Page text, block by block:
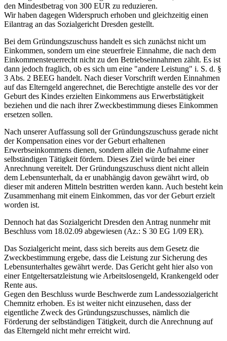
den Mindestbetrag von 300 EUR zu reduzieren.
Wir haben dagegen Widerspruch erhoben und gleichzeitig einen
Eilantrag an das Sozialgericht Dresden gestellt.
Bei dem Gründungszuschuss handelt es sich zunächst nicht um
Einkommen, sondern um eine steuerfreie Einnahme, die nach dem
Einkommensteuerrecht nicht zu den Betriebseinnahmen zählt. Es ist
dann jedoch fraglich, ob es sich um eine "andere Leistung" i. S. d. §
3 Abs. 2 BEEG handelt. Nach dieser Vorschrift werden Einnahmen
auf das Elterngeld angerechnet, die Berechtigte anstelle des vor der
Geburt des Kindes erzielten Einkommens aus Erwerbstätigkeit
beziehen und die nach ihrer Zweckbestimmung dieses Einkommen
ersetzen sollen.
Nach unserer Auffassung soll der Gründungszuschuss gerade nicht
der Kompensation eines vor der Geburt erhaltenen
Erwerbseinkommens dienen, sondern allein die Aufnahme einer
selbständigen Tätigkeit fördern. Dieses Ziel würde bei einer
Anrechnung vereitelt. Der Gründungszuschuss dient nicht allein
dem Lebensunterhalt, da er unabhängig davon gewährt wird, ob
dieser mit anderen Mitteln bestritten werden kann. Auch besteht kein
Zusammenhang mit einem Einkommen, das vor der Geburt erzielt
worden ist.
Dennoch hat das Sozialgericht Dresden den Antrag nunmehr mit
Beschluss vom 18.02.09 abgewiesen (Az.: S 30 EG 1/09 ER).
Das Sozialgericht meint, dass sich bereits aus dem Gesetz die
Zweckbestimmung ergebe, dass die Leistung zur Sicherung des
Lebensunterhaltes gewährt werde. Das Gericht geht hier also von
einer Entgeltersatzleistung wie Arbeitslosengeld, Krankengeld oder
Rente aus.
Gegen den Beschluss wurde Beschwerde zum Landessozialgericht
Chemnitz erhoben. Es ist weiter nicht einzusehen, dass der
eigentliche Zweck des Gründungszuschusses, nämlich die
Förderung der selbständigen Tätigkeit, durch die Anrechnung auf
das Elterngeld nicht mehr erreicht wird.